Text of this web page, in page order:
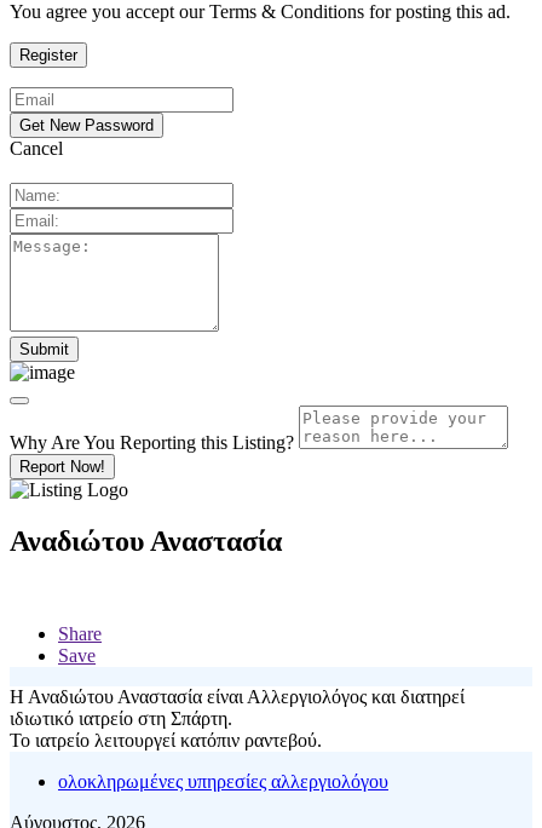
You agree you accept our Terms & Conditions for posting this ad.
Cancel
Why Are You Reporting this Listing?
Report Now!
Αναδιώτου Αναστασία
Share
Save
Η Αναδιώτου Αναστασία είναι Αλλεργιολόγος και διατηρεί
ιδιωτικό ιατρείο στη Σπάρτη.
Το ιατρείο λειτουργεί κατόπιν ραντεβού.
ολοκληρωμένες υπηρεσίες αλλεργιολόγου
Αύγουστος, 2026